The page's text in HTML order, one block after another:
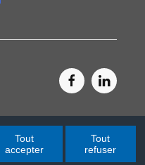
Tout
accepter
Tout
refuser